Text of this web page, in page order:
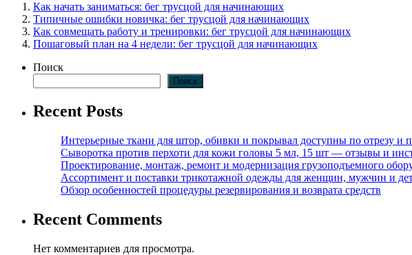
Как начать заниматься: бег трусцой для начинающих
Типичные ошибки новичка: бег трусцой для начинающих
Как совмещать работу и тренировки: бег трусцой для начинающих
Пошаговый план на 4 недели: бег трусцой для начинающих
Поиск
Поиск
Recent Posts
Интерьерные ткани для штор, обивки и покрывал доступны по отрезу и
Сыворотка против перхоти для кожи головы 5 мл, 15 шт — отзывы и
Проектирование, монтаж, ремонт и модернизация грузоподъемного
Ассортимент и поставки трикотажной одежды для женщин, мужчин и
Обзор особенностей процедуры резервирования и возврата средств
Recent Comments
Нет комментариев для просмотра.